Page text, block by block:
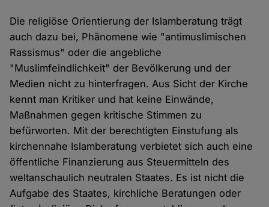
Die religiöse Orientierung der Islamberatung trägt
auch dazu bei, Phänomene wie "antimuslimischen
Rassismus" oder die angebliche
"Muslimfeindlichkeit" der Bevölkerung und der
Medien nicht zu hinterfragen. Aus Sicht der Kirche
kennt man Kritiker und hat keine Einwände,
Maßnahmen gegen kritische Stimmen zu
befürworten. Mit der berechtigten Einstufung als
kirchennahe Islamberatung verbietet sich auch eine
öffentliche Finanzierung aus Steuermitteln des
weltanschaulich neutralen Staates. Es ist nicht die
Aufgabe des Staates, kirchliche Beratungen oder